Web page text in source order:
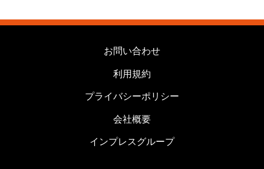
お問い合わせ
利用規約
プライバシーポリシー
会社概要
インプレスグループ